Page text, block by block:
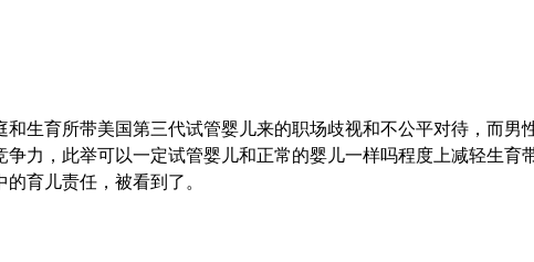
和生育所带美国第三代试管婴儿来的职场歧视和不公平对待，而男
争力，此举可以一定试管婴儿和正常的婴儿一样吗程度上减轻生育
育儿责任，被看到了。